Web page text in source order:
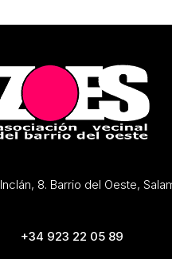
8. Barrio del Oeste,
+34 923 22 05 89